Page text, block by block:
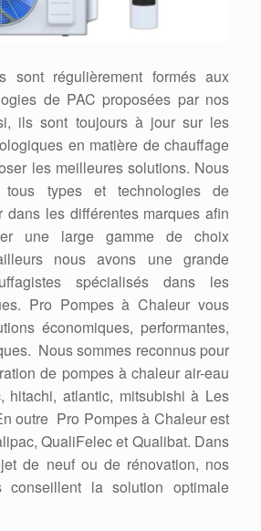
sont régulièrement formés aux
de PAC proposées par nos
ils sont toujours à jour sur les
en matière de chauffage
les meilleures solutions. Nous
tous types et technologies de
dans les différentes marques afin
une large gamme de choix
nous avons une grande
spécialisés dans les
Pro Pompes à Chaleur vous
économiques, performantes,
Nous sommes reconnus pour
de pompes à chaleur air-eau
hitachi, atlantic, mitsubishi à Les
outre Pro Pompes à Chaleur est
QualiFelec et Qualibat. Dans
de neuf ou de rénovation, nos
conseillent la solution optimale